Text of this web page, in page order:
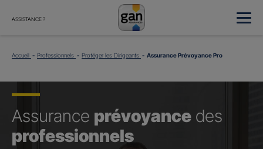
ASSISTANCE ?
Accueil Professionnels Protéger les Dirigeants Assurance Prévoyance Pro
Assurance prévoyance des
professionnels